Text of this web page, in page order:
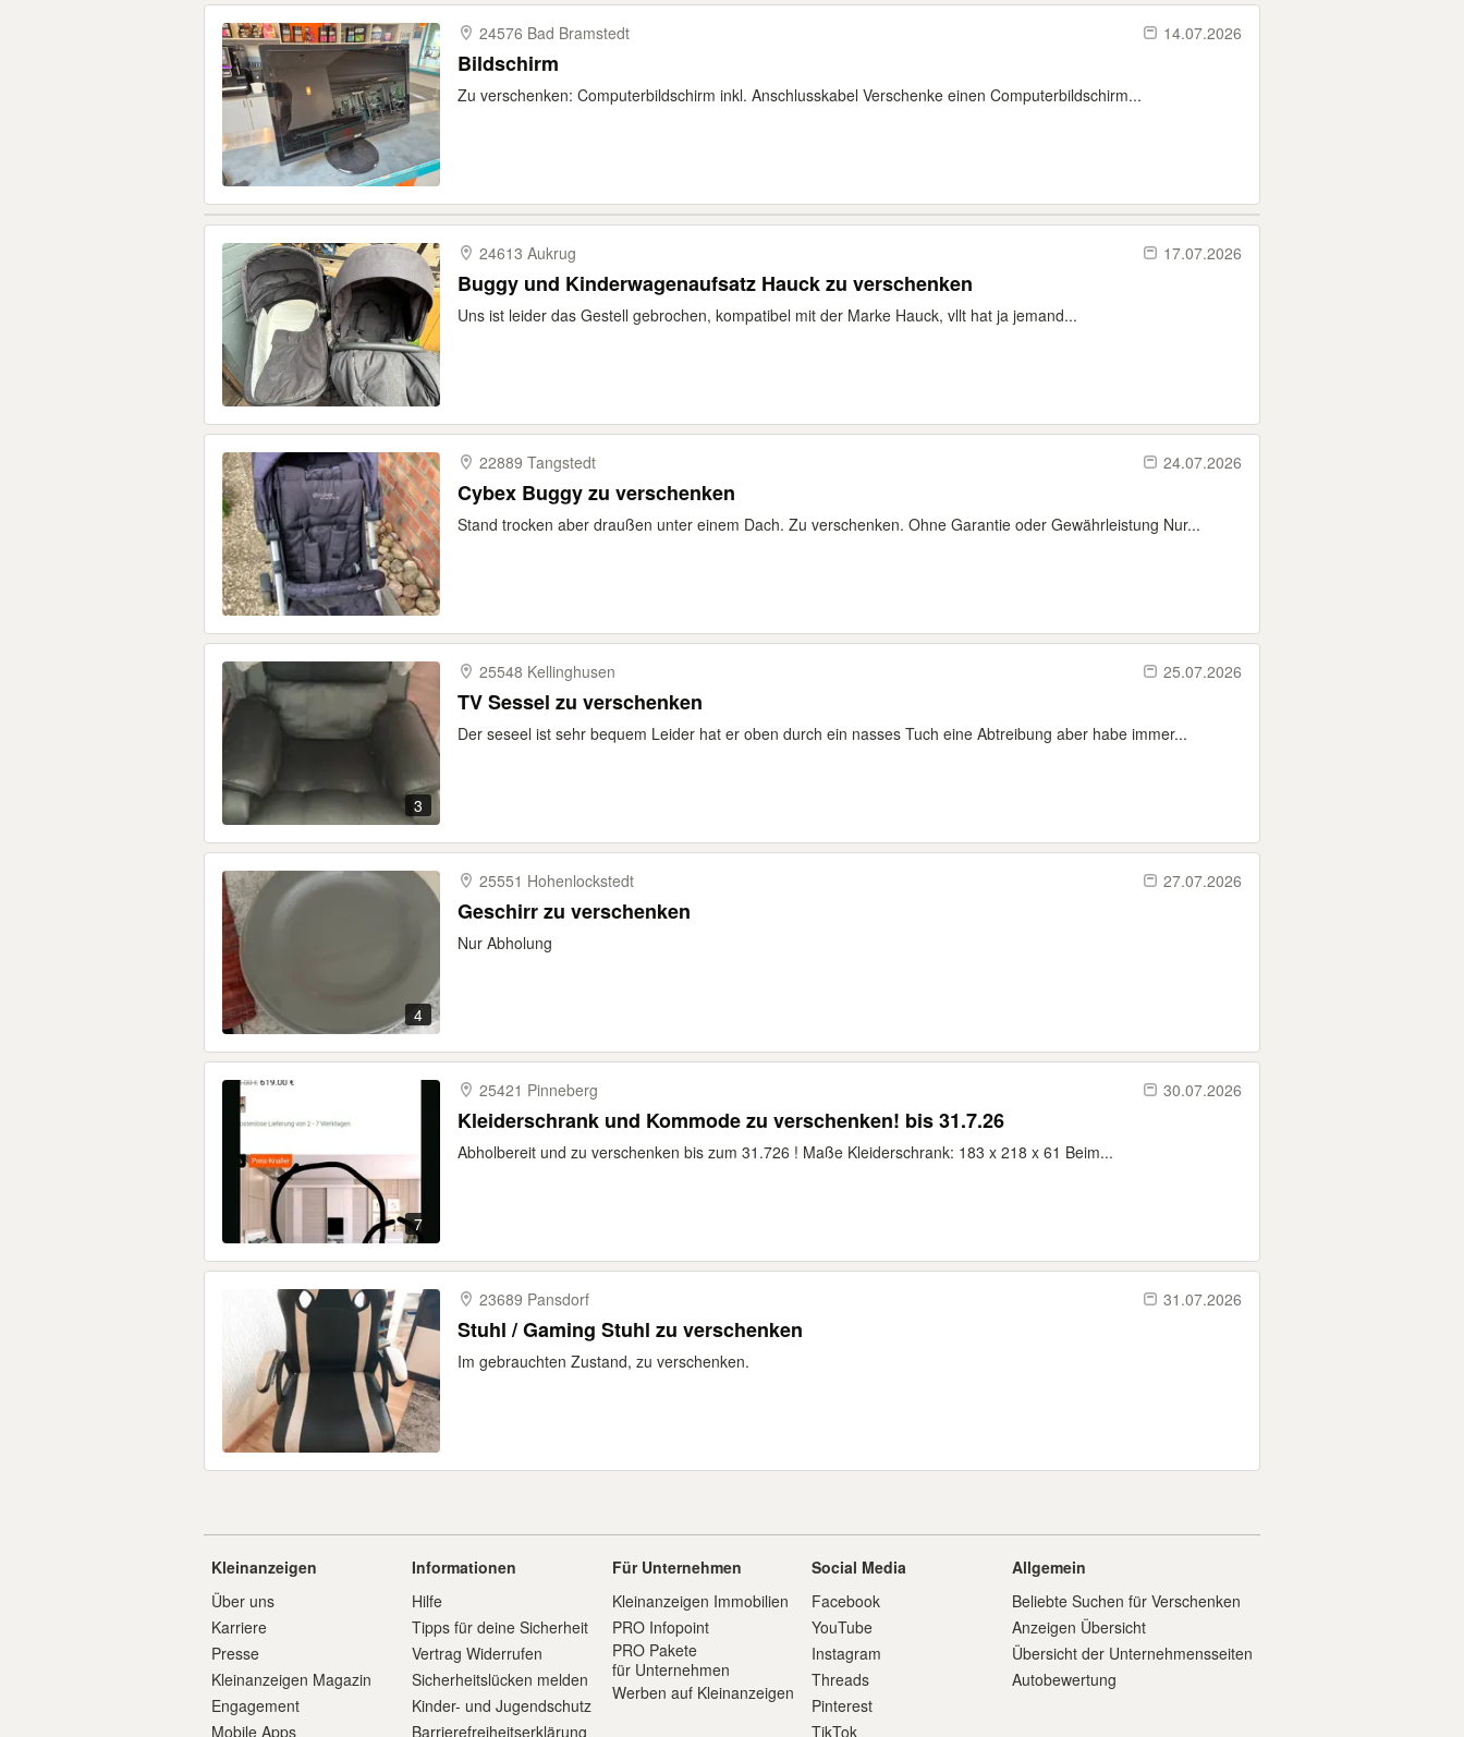
24576 Bad Bramstedt 14.07.2026
Bildschirm
Zu verschenken: Computerbildschirm inkl. Anschlusskabel Verschenke einen Computerbildschirm...
24613 Aukrug 17.07.2026
Buggy und Kinderwagenaufsatz Hauck zu verschenken
Uns ist leider das Gestell gebrochen, kompatibel mit der Marke Hauck, vllt hat ja jemand...
22889 Tangstedt 24.07.2026
Cybex Buggy zu verschenken
Stand trocken aber draußen unter einem Dach. Zu verschenken. Ohne Garantie oder Gewährleistung Nur...
3
25548 Kellinghusen 25.07.2026
TV Sessel zu verschenken
Der seseel ist sehr bequem Leider hat er oben durch ein nasses Tuch eine Abtreibung aber habe immer...
4
25551 Hohenlockstedt 27.07.2026
Geschirr zu verschenken
Nur Abholung
7
25421 Pinneberg 30.07.2026
Kleiderschrank und Kommode zu verschenken! bis 31.7.26
Abholbereit und zu verschenken bis zum 31.726 ! Maße Kleiderschrank: 183 x 218 x 61 Beim...
23689 Pansdorf 31.07.2026
Stuhl / Gaming Stuhl zu verschenken
Im gebrauchten Zustand, zu verschenken.
Kleinanzeigen
Über uns
Karriere
Presse
Kleinanzeigen Magazin
Engagement
Mobile Apps
Informationen
Hilfe
Tipps für deine Sicherheit
Vertrag Widerrufen
Sicherheitslücken melden
Kinder- und Jugendschutz
Barrierefreiheitserklärung
Für Unternehmen
Kleinanzeigen Immobilien
PRO Infopoint
PRO Pakete
für Unternehmen
Werben auf Kleinanzeigen
Social Media
Facebook
YouTube
Instagram
Threads
Pinterest
TikTok
Allgemein
Beliebte Suchen für Verschenken
Anzeigen Übersicht
Übersicht der Unternehmensseiten
Autobewertung